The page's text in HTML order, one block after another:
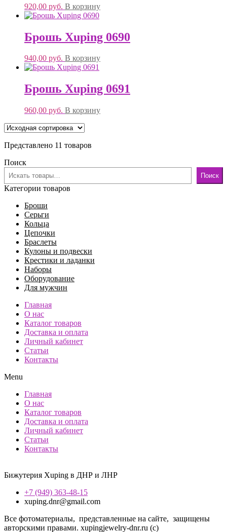
920,00 руб. В корзину
Брошь Xuping 0690
940,00 руб. В корзину
Брошь Xuping 0691
960,00 руб. В корзину
Представлено 11 товаров
Поиск
Поиск
Категории товаров
Броши
Серьги
Кольца
Цепочки
Браслеты
Кулоны и подвески
Крестики и ладанки
Наборы
Оборудование
Для мужчин
Главная
О нас
Каталог товаров
Доставка и оплата
Личный кабинет
Статьи
Контакты
Menu
Главная
О нас
Каталог товаров
Доставка и оплата
Личный кабинет
Статьи
Контакты
Бижутерия Xuping в ДНР и ЛНР
+7 (949) 363-48-15
xuping.dnr@gmail.com
Все фотоматериалы, представленные на сайте, защищены
авторскими правами. xupingjewelry-dnr.ru (с)